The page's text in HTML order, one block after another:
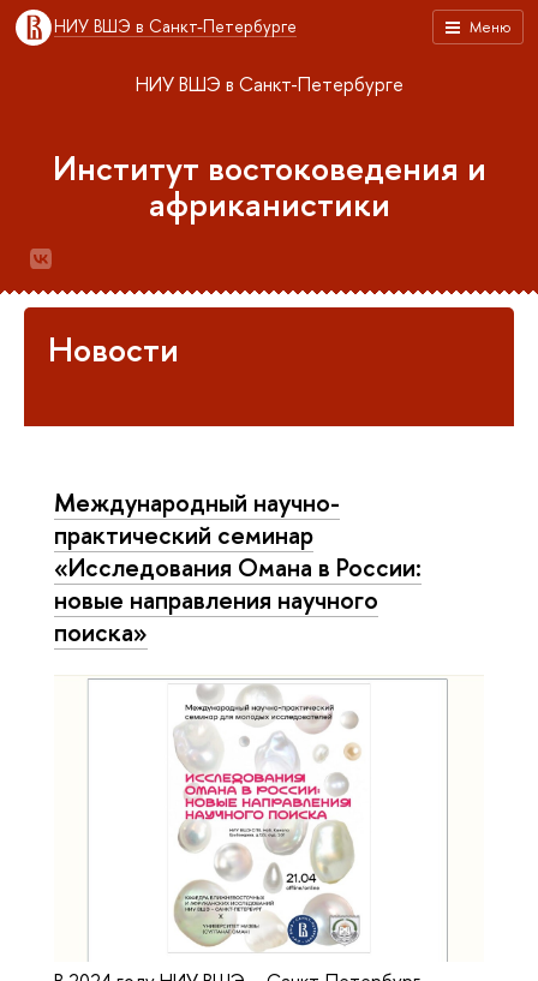
Меню
НИУ ВШЭ в Санкт-Петербурге
НИУ ВШЭ в Санкт-Петербурге
Институт востоковедения и
африканистики
Новости
Международный научно-
практический семинар
«Исследования Омана в России:
новые направления научного
поиска»